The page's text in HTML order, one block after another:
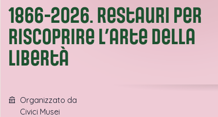
1866-2026. Restauri per
riscoprire l’arte della
libertà
Organizzato da
Civici Musei